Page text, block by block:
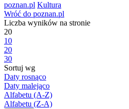
poznan.pl Kultura
Wróć do poznan.pl
Liczba wyników na stronie
20
10
20
30
Sortuj wg
Daty rosnąco
Daty malejąco
Alfabetu (A-Z)
Alfabetu (Z-A)